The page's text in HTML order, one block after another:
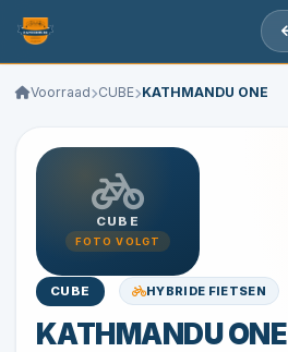
Voorraad CUBE KATHMANDU ONE
CUBE
FOTO VOLGT
CUBE HYBRIDE FIETSEN
KATHMANDU ONE